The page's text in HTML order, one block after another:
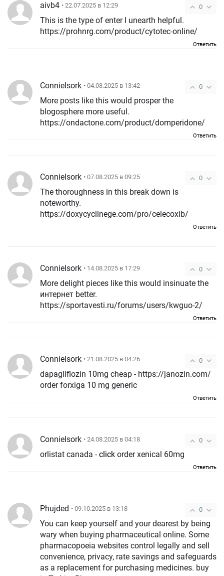
0
aivb4 • 22.07.2025 в 12:29
This is the type of enter I unearth helpful.
https://prohnrg.com/product/cytotec-online/
Ответить
0
ConnieIsork • 04.08.2025 в 13:42
More posts like this would prosper the
blogosphere more useful.
https://ondactone.com/product/domperidone/
Ответить
0
ConnieIsork • 07.08.2025 в 09:25
The thoroughness in this break down is
noteworthy.
https://doxycyclinege.com/pro/celecoxib/
Ответить
0
ConnieIsork • 14.08.2025 в 17:29
More delight pieces like this would insinuate the
интернет better.
https://sportavesti.ru/forums/users/kwguo-2/
Ответить
0
ConnieIsork • 21.08.2025 в 04:26
dapagliflozin 10mg cheap - https://janozin.com/
order forxiga 10 mg generic
Ответить
0
ConnieIsork • 24.08.2025 в 04:18
orlistat canada -click order xenical 60mg
Ответить
0
Phujded • 09.10.2025 в 13:18
You can keep yourself and your dearest by being
wary when buying pharmaceutical online. Some
pharmacopoeia websites control legally and sell
convenience, privacy, rate savings and safeguards
as a replacement for purchasing medicines. buy